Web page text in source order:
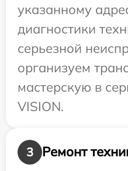
указанному
диагностики
серьезной
организуем
мастерскую в
VISION.
3
Ремонт